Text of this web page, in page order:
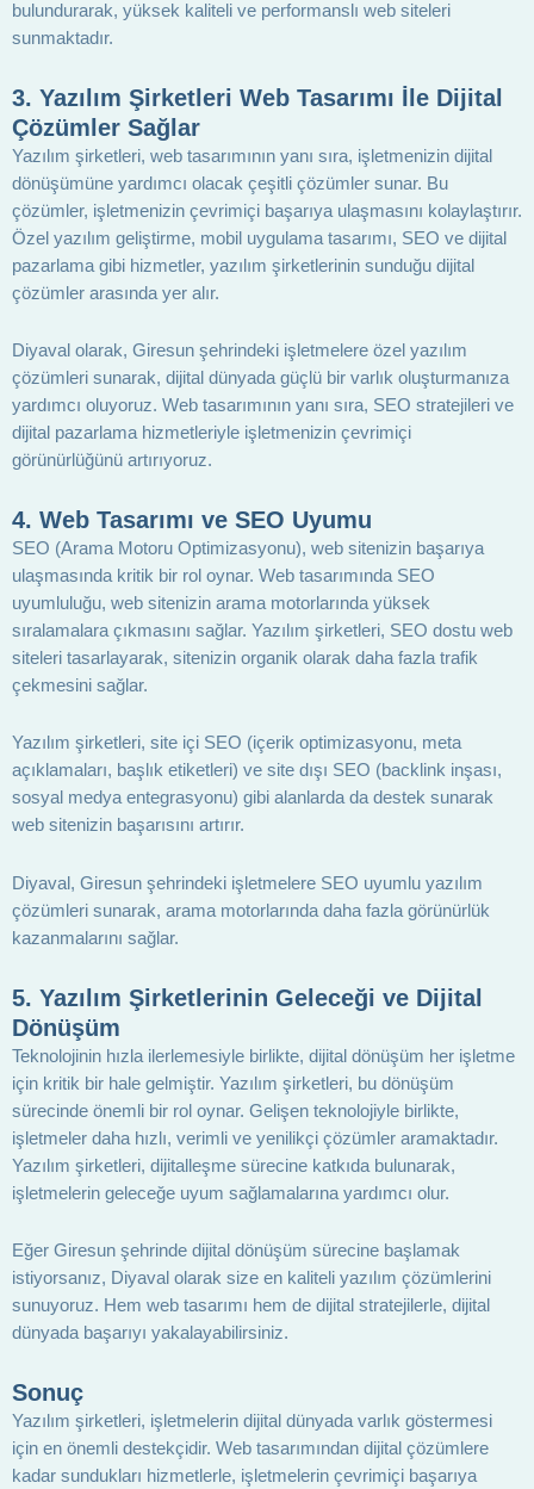
bulundurarak, yüksek kaliteli ve performanslı web siteleri
sunmaktadır.
3. Yazılım Şirketleri Web Tasarımı İle Dijital
Çözümler Sağlar
Yazılım şirketleri, web tasarımının yanı sıra, işletmenizin dijital
dönüşümüne yardımcı olacak çeşitli çözümler sunar. Bu
çözümler, işletmenizin çevrimiçi başarıya ulaşmasını kolaylaştırır.
Özel yazılım geliştirme, mobil uygulama tasarımı, SEO ve dijital
pazarlama gibi hizmetler, yazılım şirketlerinin sunduğu dijital
çözümler arasında yer alır.
Diyaval olarak, Giresun şehrindeki işletmelere özel yazılım
çözümleri sunarak, dijital dünyada güçlü bir varlık oluşturmanıza
yardımcı oluyoruz. Web tasarımının yanı sıra, SEO stratejileri ve
dijital pazarlama hizmetleriyle işletmenizin çevrimiçi
görünürlüğünü artırıyoruz.
4. Web Tasarımı ve SEO Uyumu
SEO (Arama Motoru Optimizasyonu), web sitenizin başarıya
ulaşmasında kritik bir rol oynar. Web tasarımında SEO
uyumluluğu, web sitenizin arama motorlarında yüksek
sıralamalara çıkmasını sağlar. Yazılım şirketleri, SEO dostu web
siteleri tasarlayarak, sitenizin organik olarak daha fazla trafik
çekmesini sağlar.
Yazılım şirketleri, site içi SEO (içerik optimizasyonu, meta
açıklamaları, başlık etiketleri) ve site dışı SEO (backlink inşası,
sosyal medya entegrasyonu) gibi alanlarda da destek sunarak
web sitenizin başarısını artırır.
Diyaval, Giresun şehrindeki işletmelere SEO uyumlu yazılım
çözümleri sunarak, arama motorlarında daha fazla görünürlük
kazanmalarını sağlar.
5. Yazılım Şirketlerinin Geleceği ve Dijital
Dönüşüm
Teknolojinin hızla ilerlemesiyle birlikte, dijital dönüşüm her işletme
için kritik bir hale gelmiştir. Yazılım şirketleri, bu dönüşüm
sürecinde önemli bir rol oynar. Gelişen teknolojiyle birlikte,
işletmeler daha hızlı, verimli ve yenilikçi çözümler aramaktadır.
Yazılım şirketleri, dijitalleşme sürecine katkıda bulunarak,
işletmelerin geleceğe uyum sağlamalarına yardımcı olur.
Eğer Giresun şehrinde dijital dönüşüm sürecine başlamak
istiyorsanız, Diyaval olarak size en kaliteli yazılım çözümlerini
sunuyoruz. Hem web tasarımı hem de dijital stratejilerle, dijital
dünyada başarıyı yakalayabilirsiniz.
Sonuç
Yazılım şirketleri, işletmelerin dijital dünyada varlık göstermesi
için en önemli destekçidir. Web tasarımından dijital çözümlere
kadar sundukları hizmetlerle, işletmelerin çevrimiçi başarıya